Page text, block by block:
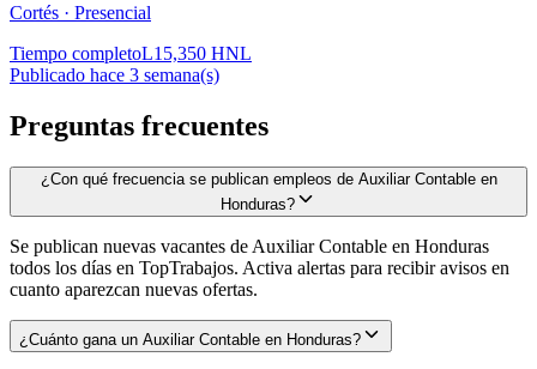
Cortés · Presencial
Tiempo completoL15,350 HNL
Publicado hace 3 semana(s)
Preguntas frecuentes
¿Con qué frecuencia se publican empleos de Auxiliar Contable en
Honduras?
Se publican nuevas vacantes de Auxiliar Contable en Honduras
todos los días en TopTrabajos. Activa alertas para recibir avisos en
cuanto aparezcan nuevas ofertas.
¿Cuánto gana un Auxiliar Contable en Honduras?